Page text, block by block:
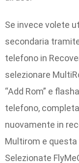
Se invece volete
secondaria
telefono in
selezionare
“Add Rom” e
telefono,
nuovamente in
Multirom e
Selezionate